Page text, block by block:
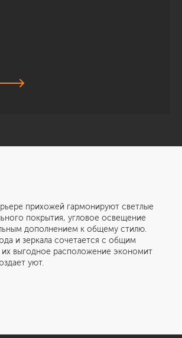
гармонируют светлые
покрытия, угловое освещение
дополнением к общему стилю.
и зеркала сочетается с общим
выгодное расположение экономит
уют.